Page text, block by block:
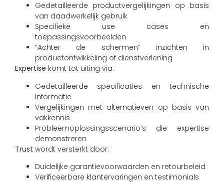
Gedetailleerde productvergelijkingen op basis
van daadwerkelijk gebruik
Specifieke use cases en
toepassingsvoorbeelden
“Achter de schermen” inzichten in
productontwikkeling of dienstverlening
Expertise komt tot uiting via:
Gedetailleerde specificaties en technische
informatie
Vergelijkingen met alternatieven op basis van
vakkennis
Probleemoplossingsscenario’s die expertise
demonstreren
Trust wordt versterkt door:
Duidelijke garantievoorwaarden en retourbeleid
Verificeerbare klantervaringen en testimonials